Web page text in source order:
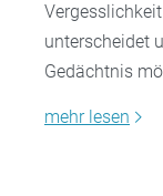
unterscheidet
Gedächtnis
mehr lesen